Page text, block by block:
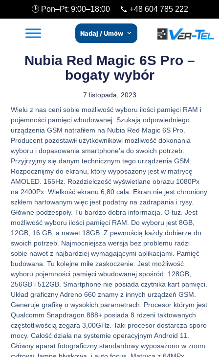
🕒 Pon–Pt: 9:00–18:00 📞 +48 604 785 222
Nadaj / Umów
Nubia Red Magic 6S Pro –
bogaty wybór
7 listopada, 2023
Wielu z nas ceni sobie możliwość wyboru ilości pamięci RAM i
pojemności pamięci wbudowanej. Szukają odpowiedniego
urządzenia GSM natrafiłem na Nubia Red Magic 6S Pro.
Producent pozostawił użytkownikowi możliwość dokonania
wyboru i dopasowania smartphone’a do swoich potrzeb.
Przyjrzyjmy się danym technicznym tego urządzenia GSM.
Rozpocznijmy do ekranu, który wyposażony jest w matrycę
AMOLED. 165Hz. Rozdzielczość wyświetlane obrazu 1080Px
na 2400Px. Wielkość ekranu 6,80 cala. Ekran nie jest chroniony
szkłem hartowanym więc jest podatny na zadrapania i rysy.
Główne podzespoły. Tu bardzo dobra informacja. O tuż. Jest
możliwość wyboru ilości pamięci RAM. Do wyboru jest 8GB,
12GB, 16 GB, a nawet 18GB. Z pewnością każdy dobierze do
swoich potrzeb. Najmocniejsza wersja bez problemu radzi
sobie nawet z najbardziej wymagającymi aplikacjami. Pamięć
budowana. Tu kolejne miłe zaskoczenie. Jest możliwość
wyboru pojemności pamięci wbudowanej spośród: 128GB,
256GB i 512GB. Smartphone nie posiada czytnika kart pamięci.
Układ graficzny Adreno 660 znamy z innych urządzeń GSM.
Generuje grafikę o wysokich parametrach. Procesor którym jest
Qualcomm Snapdragon 888+ posiada 8 rdzeni taktowanych
częstotliwością zegara 3,00GHz. Taki procesor dostarcza sporo
mocy. Całość działa na systemie operacyjnym Android 11.
Główny aparat fotograficzny standardowy wyposażono w zoom